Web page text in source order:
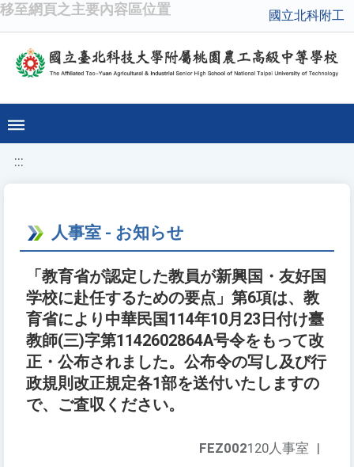
移至網頁之主要內容區位置 國立北科附工
:::
人事室 - お知らせ
「教育省が認定した教員が新興国・友好国
学校に赴任するための要点」第6項は、教
育省により中華民国114年10月23日付け臺
教師(三)字第1142602864A号令をもって改
正・公布されました。公布令の写し及び行
政規則改正規定各1部を送付いたしますの
で、ご査収ください。
FEZ002120人事室 |